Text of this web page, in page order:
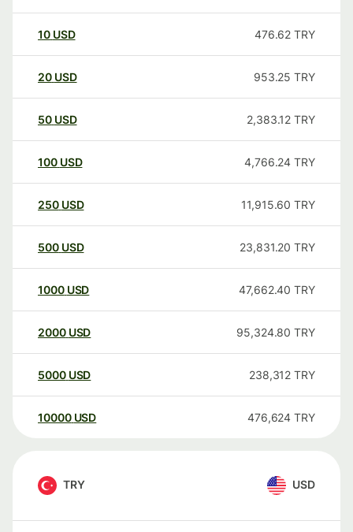
10 USD 476.62 TRY
20 USD 953.25 TRY
50 USD 2,383.12 TRY
100 USD 4,766.24 TRY
250 USD 11,915.60 TRY
500 USD 23,831.20 TRY
1000 USD 47,662.40 TRY
2000 USD 95,324.80 TRY
5000 USD 238,312 TRY
10000 USD 476,624 TRY
TRY USD